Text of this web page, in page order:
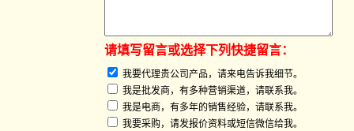
请填写留言或选择下列快捷留言：
我要代理贵公司产品，请来电告诉我细节。
我是批发商，有多种营销渠道，请联系我。
我是电商，有多年的销售经验，请联系我。
我要采购，请发报价资料或短信微信给我。